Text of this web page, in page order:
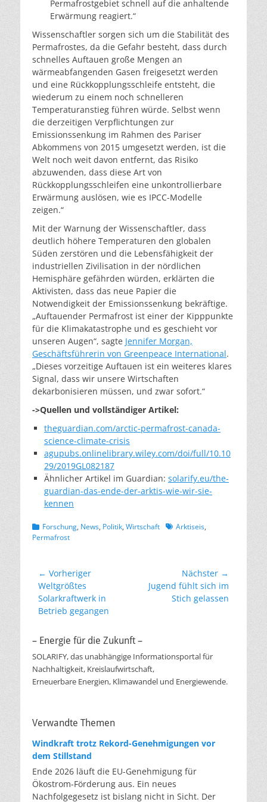
Permafrostgebiet schnell auf die anhaltende
Erwärmung reagiert.“
Wissenschaftler sorgen sich um die Stabilität des
Permafrostes, da die Gefahr besteht, dass durch
schnelles Auftauen große Mengen an
wärmeabfangenden Gasen freigesetzt werden
und eine Rückkopplungsschleife entsteht, die
wiederum zu einem noch schnelleren
Temperaturanstieg führen würde. Selbst wenn
die derzeitigen Verpflichtungen zur
Emissionssenkung im Rahmen des Pariser
Abkommens von 2015 umgesetzt werden, ist die
Welt noch weit davon entfernt, das Risiko
abzuwenden, dass diese Art von
Rückkopplungsschleifen eine unkontrollierbare
Erwärmung auslösen, wie es IPCC-Modelle
zeigen.“
Mit der Warnung der Wissenschaftler, dass
deutlich höhere Temperaturen den globalen
Süden zerstören und die Lebensfähigkeit der
industriellen Zivilisation in der nördlichen
Hemisphäre gefährden würden, erklärten die
Aktivisten, dass das neue Papier die
Notwendigkeit der Emissionssenkung bekräftige.
„Auftauender Permafrost ist einer der Kipppunkte
für die Klimakatastrophe und es geschieht vor
unseren Augen“, sagte Jennifer Morgan,
Geschäftsführerin von Greenpeace International.
„Dieses vorzeitige Auftauen ist ein weiteres klares
Signal, dass wir unsere Wirtschaften
dekarbonisieren müssen, und zwar sofort.“
->Quellen und vollständiger Artikel:
theguardian.com/arctic-permafrost-canada-
science-climate-crisis
agupubs.onlinelibrary.wiley.com/doi/full/10.10
29/2019GL082187
Ähnlicher Artikel im Guardian: solarify.eu/the-
guardian-das-ende-der-arktis-wie-wir-sie-
kennen
Kategorien
Forschung, News, Politik, Wirtschaft Schlagworte
Arktiseis,
Permafrost
Beitragsnavigation
← Vorheriger
Vorheriger
Beitrag:
Weltgrößtes
Solarkraftwerk in
Betrieb gegangen
Nächster →
Nächster
Jugend fühlt sich im
Stich gelassen
– Energie für die Zukunft –
SOLARIFY, das unabhängige Informationsportal für
Nachhaltigkeit, Kreislaufwirtschaft,
Erneuerbare Energien, Klimawandel und Energiewende.
Verwandte Themen
Windkraft trotz Rekord-Genehmigungen vor
dem Stillstand
Ende 2026 läuft die EU-Genehmigung für
Ökostrom-Förderung aus. Ein neues
Nachfolgegesetz ist bislang nicht in Sicht. Der